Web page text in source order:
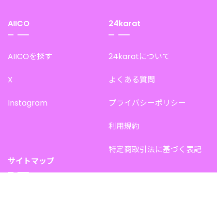
AIICO
AIICOを探す
X
Instagram
24karat
24karatについて
よくある質問
プライバシーポリシー
利用規約
特定商取引法に基づく表記
サイトマップ